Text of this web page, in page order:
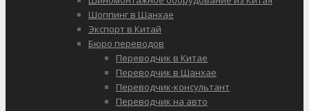
Шоппинг в Шанхае
Экспорт в Китай
Бюро переводов
Переводчик в Китае
Переводчик в Шанхае
Переводчик-консультант
Переводчик на авто